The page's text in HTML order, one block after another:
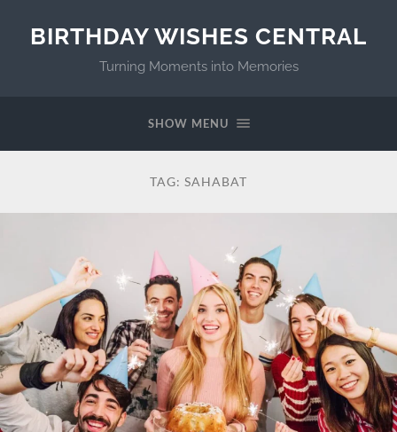
BIRTHDAY WISHES CENTRAL
Turning Moments into Memories
SHOW MENU
TAG: SAHABAT